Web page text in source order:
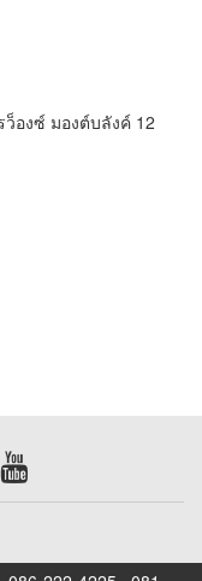
ว็องซ์ มองต์บลังค์ 12